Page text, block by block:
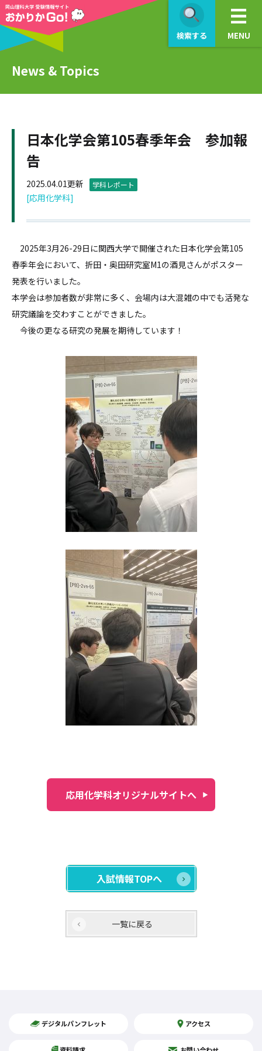
検索する MENU
News & Topics
日本化学会第105春季年会 参加報
告
2025.04.01更新 学科レポート
[応用化学科]
2025年3月26-29日に関西大学で開催された日本化学会第105
春季年会において、折田・奥田研究室M1の酒見さんがポスター
発表を行いました。
本学会は参加者数が非常に多く、会場内は大混雑の中でも活発な
研究議論を交わすことができました。
今後の更なる研究の発展を期待しています！
応用化学科オリジナルサイトへ
入試情報TOPへ
一覧に戻る
デジタルパンフレット アクセス